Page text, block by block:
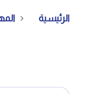
الرئيسية